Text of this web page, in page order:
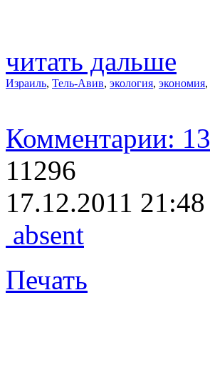
читать дальше
Израиль, Тель-Авив, экология, экономия,
Комментарии: 13
11296
17.12.2011 21:48
absent
Печать